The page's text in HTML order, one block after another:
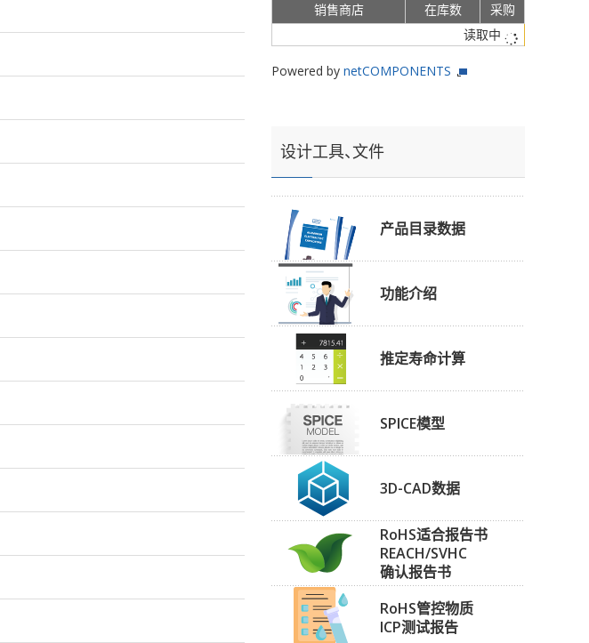
销售商店 在库数
采购
读取中
Powered by netCOMPONENTS
设计工具、文件
产品目录数据
功能介绍
推定寿命计算
SPICE模型
3D-CAD数据
RoHS适合报告书
REACH/SVHC
确认报告书
RoHS管控物质
ICP测试报告